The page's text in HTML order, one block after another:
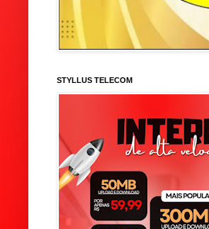
STYLLUS TELECOM